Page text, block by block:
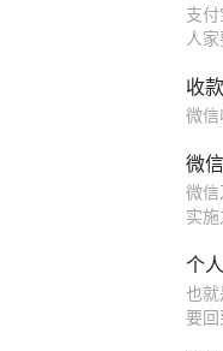
支
人
收
微信
微
微
实
个
也
要